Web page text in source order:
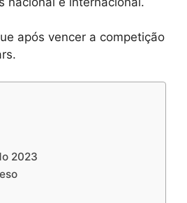
após vencer a competição
2023